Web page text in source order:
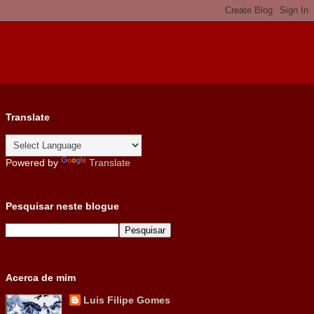
Translate
Powered by Translate
Pesquisar neste blogue
Acerca de mim
Luis Filipe Gomes